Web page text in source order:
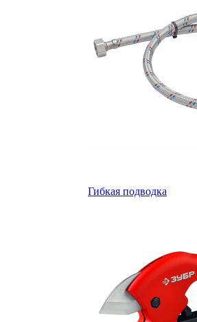
Гибкая подводка